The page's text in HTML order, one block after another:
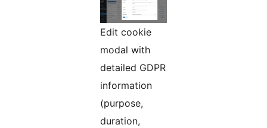
Edit cookie
modal with
detailed GDPR
information
(purpose,
duration,